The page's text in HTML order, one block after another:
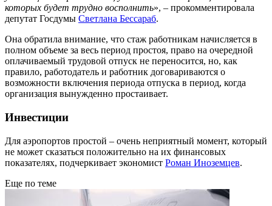
которых будет трудно восполнить», – прокомментировала
депутат Госдумы Светлана Бессараб.
Она обратила внимание, что стаж работникам начисляется в
полном объеме за весь период простоя, право на очередной
оплачиваемый трудовой отпуск не переносится, но, как
правило, работодатель и работник договариваются о
возможности включения периода отпуска в период, когда
организация вынужденно простаивает.
Инвестиции
Для аэропортов простой – очень неприятный момент, который
не может сказаться положительно на их финансовых
показателях, подчеркивает экономист Роман Иноземцев.
Еще по теме